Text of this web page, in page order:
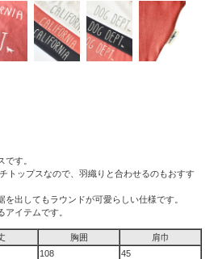
す。
トップスなので、羽織りと合わせるのもおすす
出してもラウンドが可愛らしい仕様です。
イテムです。
胸囲
肩巾
108
45